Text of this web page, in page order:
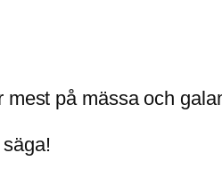
på mässa och